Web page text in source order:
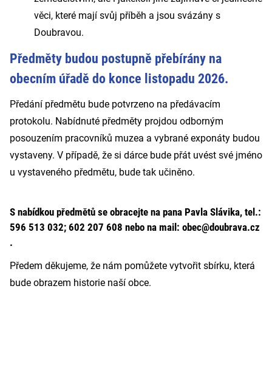
věci, které mají svůj příběh a jsou svázány s
Doubravou.
Předměty budou postupně přebírány na
obecním úřadě do konce listopadu 2026.
Předání předmětu bude potvrzeno na předávacím
protokolu. Nabídnuté předměty projdou odborným
posouzením pracovníků muzea a vybrané exponáty budou
vystaveny. V případě, že si dárce bude přát uvést své jméno
u vystaveného předmětu, bude tak učiněno.
S nabídkou předmětů se obracejte na pana Pavla Slávika, tel.:
596 513 032; 602 207 608 nebo na mail: obec@doubrava.cz
.
Předem děkujeme, že nám pomůžete vytvořit sbírku, která
bude obrazem historie naší obce.